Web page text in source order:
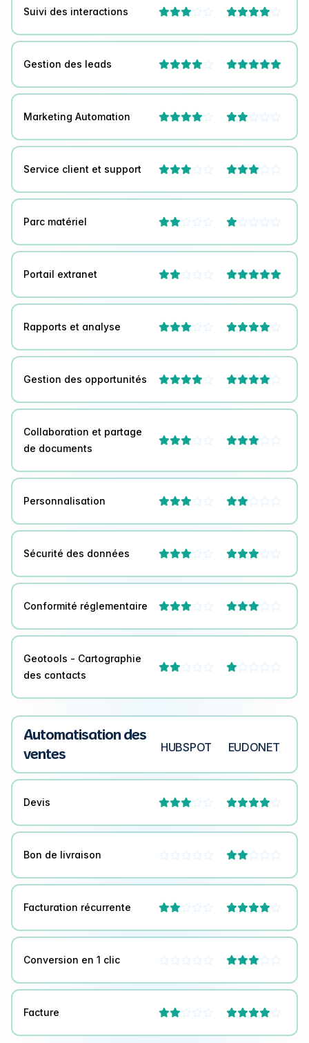
Suivi des interactions  
Gestion des leads  
Marketing Automation  
Service client et support  
Parc matériel  
Portail extranet  
Rapports et analyse  
Gestion des opportunités  
Collaboration et partage
de documents
 
Personnalisation  
Sécurité des données  
Conformité réglementaire  
Geotools - Cartographie
des contacts
 
Automatisation des
ventes
HUBSPOT EUDONET
Devis  
Bon de livraison  
Facturation récurrente  
Conversion en 1 clic  
Facture  